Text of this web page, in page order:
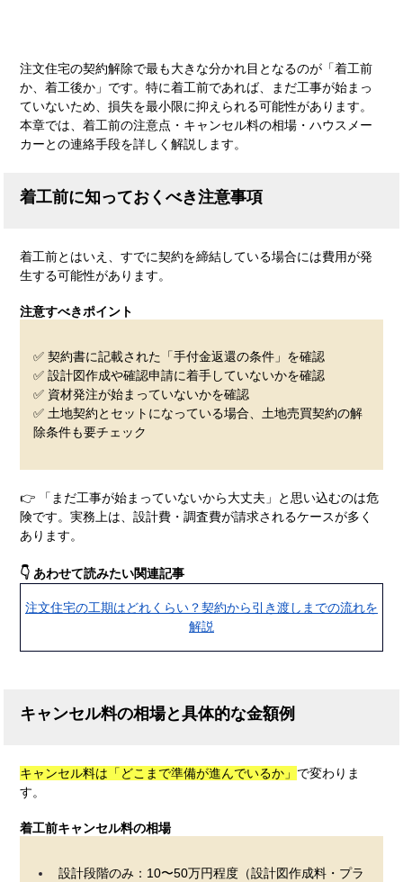
注文住宅の契約解除で最も大きな分かれ目となるのが「着工前
か、着工後か」です。特に着工前であれば、まだ工事が始まっ
ていないため、損失を最小限に抑えられる可能性があります。
本章では、着工前の注意点・キャンセル料の相場・ハウスメー
カーとの連絡手段を詳しく解説します。
着工前に知っておくべき注意事項
着工前とはいえ、すでに契約を締結している場合には費用が発
生する可能性があります。
注意すべきポイント
✅ 契約書に記載された「手付金返還の条件」を確認
✅ 設計図作成や確認申請に着手していないかを確認
✅ 資材発注が始まっていないかを確認
✅ 土地契約とセットになっている場合、土地売買契約の解
除条件も要チェック
👉 「まだ工事が始まっていないから大丈夫」と思い込むのは危
険です。実務上は、設計費・調査費が請求されるケースが多く
あります。
👇 あわせて読みたい関連記事
注文住宅の工期はどれくらい？契約から引き渡しまでの流れを
解説
キャンセル料の相場と具体的な金額例
キャンセル料は「どこまで準備が進んでいるか」 で変わりま
す。
着工前キャンセル料の相場
設計段階のみ：10〜50万円程度（設計図作成料・プラ